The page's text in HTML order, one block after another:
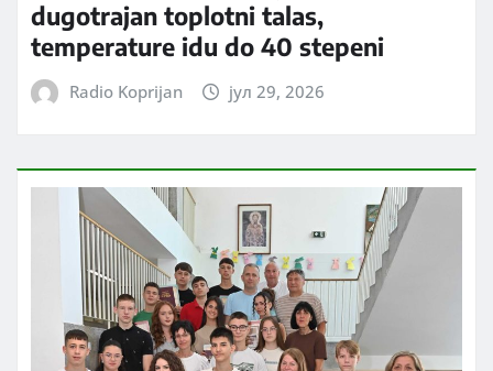
dugotrajan toplotni talas,
temperature idu do 40 stepeni
Radio Koprijan јул 29, 2026